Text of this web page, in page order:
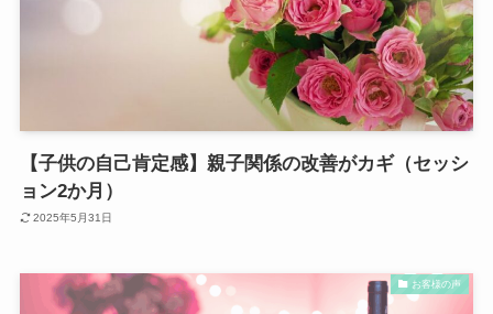
【子供の自己肯定感】親子関係の改善がカギ（セッシ
ョン2か月）
2025年5月31日
お客様の声